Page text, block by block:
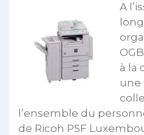
A
à la
une
l’ensemble du
de Ricoh PSF